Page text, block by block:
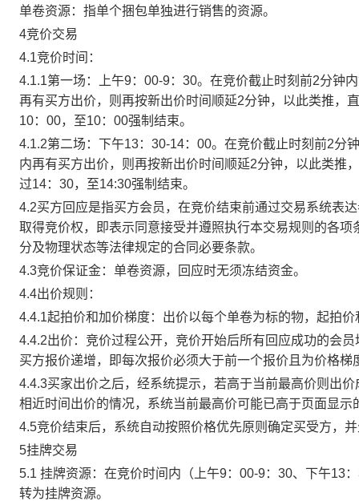
单卷资源：指单个捆包单独进行销售的资源。
4竞价交易
4.1竞价时间：
4.1.1第一场：上午9：00-9：30。在竞价截止时刻前2分钟
再有买方出价，则再按新出价时间顺延2分钟，以此类推，
10：00，至10：00强制结束。
4.1.2第二场：下午13：30-14：00。在竞价截止时刻前2分
内再有买方出价，则再按新出价时间顺延2分钟，以此类推
过14：30，至14:30强制结束。
4.2买方回应是指买方会员，在竞价结束前通过交易系统表
取得竞价权，即表示同意接受并遵照执行本交易规则的各
分及物理状态等法律规定的合同必要条款。
4.3竞价保证金：单卷资源，回应时无须冻结资金。
4.4出价规则：
4.4.1起拍价和加价梯度：出价以每个单卷为标的物，起拍
4.4.2出价：竞价过程公开，竞价开始后所有回应成功的会
买方报价递增，即每次报价必须大于前一个报价且为价格
4.4.3买家出价之后，经系统提示，若高于当前最高价则出
相近时间出价的情况，系统当前最高价可能已高于页面显示
4.5竞价结束后，系统自动按照价格优先原则确定买受方，
5挂牌交易
5.1 挂牌资源：在竞价时间内（上午9：00-9：30、下午13
转为挂牌资源。